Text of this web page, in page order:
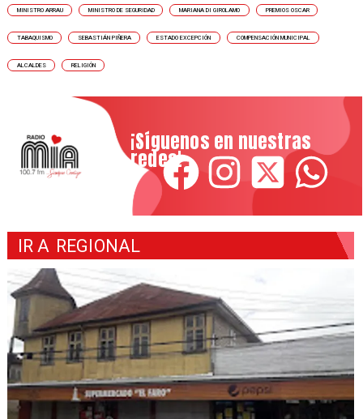
MINISTRO ARRAU MINISTRO DE SEGURIDAD MARIANA DI GIROLAMO PREMIOS OSCAR
TABAQUISMO SEBASTIÁN PIÑERA ESTADO EXCEPCIÓN COMPENSACIÓN MUNICIPAL
ALCALDES RELIGIÓN
¡Síguenos en nuestras
redes!
IR A REGIONAL